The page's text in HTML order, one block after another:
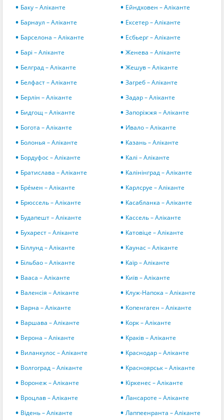
Баку – Аліканте
Барнаул – Аліканте
Барселона – Аліканте
Барі – Аліканте
Белград – Аліканте
Белфаст – Аліканте
Берлін – Аліканте
Бидгощ – Аліканте
Богота – Аліканте
Болонья – Аліканте
Бордуфос – Аліканте
Братислава – Аліканте
Бре́мен – Аліканте
Брюссель – Аліканте
Будапешт – Аліканте
Бухарест – Аліканте
Біллунд – Аліканте
Більбао – Аліканте
Вааса – Аліканте
Валенсія – Аліканте
Варна – Аліканте
Варшава – Аліканте
Верона – Аліканте
Виланкулос – Аліканте
Волгоград – Аліканте
Воронеж – Аліканте
Вроцлав – Аліканте
Відень – Аліканте
Ейндховен – Аліканте
Ексетер – Аліканте
Есбьерг – Аліканте
Женева – Аліканте
Жешув – Аліканте
Загреб – Аліканте
Задар – Аліканте
Запоріжжя – Аліканте
Ивало – Аліканте
Казань – Аліканте
Калі – Аліканте
Калінінград – Аліканте
Карлсруе – Аліканте
Касабланка – Аліканте
Кассель – Аліканте
Катовіце – Аліканте
Каунас – Аліканте
Каїр – Аліканте
Київ – Аліканте
Клуж-Напока – Аліканте
Копенгаген – Аліканте
Корк – Аліканте
Краків – Аліканте
Краснодар – Аліканте
Красноярськ – Аліканте
Кіркенес – Аліканте
Лансароте – Аліканте
Лаппеенранта – Аліканте